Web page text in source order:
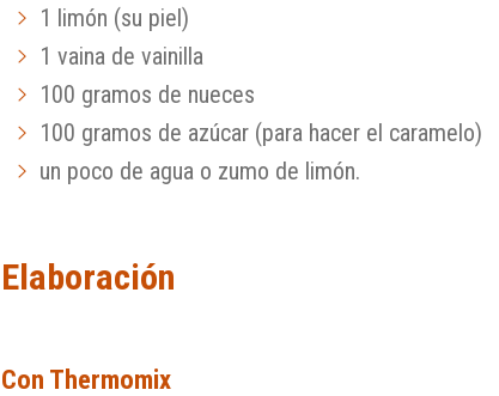
1 limón (su piel)
1 vaina de vainilla
100 gramos de nueces
100 gramos de azúcar (para hacer el caramelo)
un poco de agua o zumo de limón.
Elaboración
Con Thermomix